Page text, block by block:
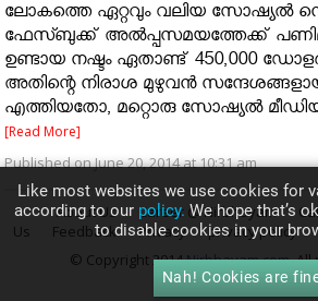
ലോകത്തെ ഏറ്റവും വലിയ സോഷ്യല്‍
ഫേസ്ബുക്ക് അല്‍പ്പസമയത്തേക്ക്
ഉണ്ടായ നഷ്ടം ഏതാണ്ട് 450,000
അതിന്റെ നിരാശ മുഴുവന്‍
എത്തിയതോ, മറ്റൊരു സോഷ്യല്‍
[Read More]
Published on June 20, 2014 at 10:31 am
About Us Career @ Nirbhayam
Us
Feedback Privacy privacy policy
© Copyright 2014Nirbhayam.com. All
Like most websites we use cookies for
according to our policy. We hope that’s
to disable cookies in your
Nah! Cookies are